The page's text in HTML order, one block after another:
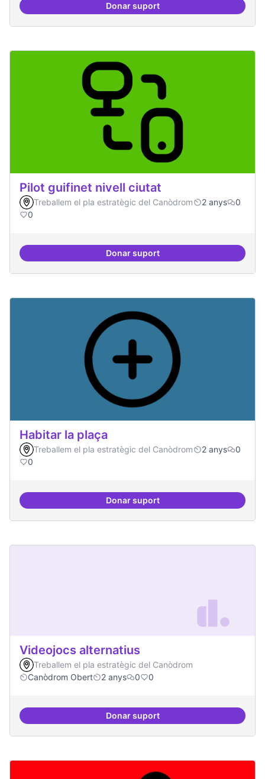
Donar suportBar obert i dinamitzat
Pilot guifinet nivell ciutat
Treballem el pla estratègic del Canòdrom 2 anys
0
0
Donar suportPilot guifinet nivell ciutat
Habitar la plaça
Treballem el pla estratègic del Canòdrom 2 anys
0
0
Donar suportHabitar la plaça
Videojocs alternatius
Treballem el pla estratègic del Canòdrom
Canòdrom Obert
2 anys 0 0
Donar suportVideojocs alternatius